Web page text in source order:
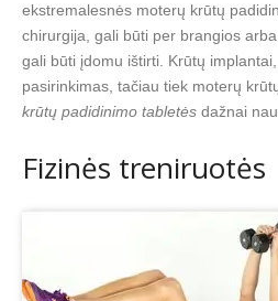
ekstremalesnės moterų krūtų
chirurgija, gali būti per brangios
gali būti įdomu ištirti. Krūtų
pasirinkimas, tačiau tiek moterų
krūtų padidinimo tabletės dažnai
Fizinės treniruotės